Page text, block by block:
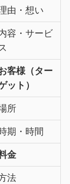
由・想い
容・サービ
客様（ター
ット）
所
期・時間
金
法